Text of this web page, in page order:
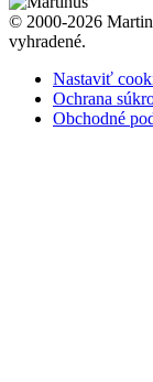
© 2000-2026
vyhradené.
Nastaviť
Ochrana
Obchodné